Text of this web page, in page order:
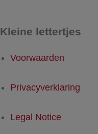
Kleine lettertjes
Voorwaarden
Privacyverklaring
Legal Notice